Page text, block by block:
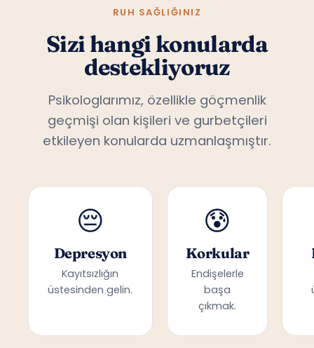
RUH SAĞLIĞINIZ
Sizi hangi konularda
destekliyoruz
Psikologlarımız, özellikle göçmenlik
geçmişi olan kişileri ve gurbetçileri
etkileyen konularda uzmanlaşmıştır.
😔
Depresyon
Kayıtsızlığın
üstesinden gelin.
😰
Korkular
Endişelerle
başa
çıkmak.